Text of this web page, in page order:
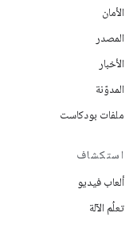
الأمان
المصدر
الأخبار
المدوّنة
ملفات بودكاست
استكشاف
ألعاب فيديو
تعلُم الآلة